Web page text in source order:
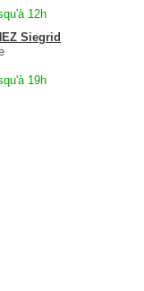
12h
Siegrid
19h